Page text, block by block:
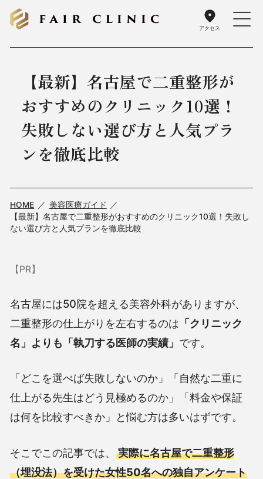
アクセス
【最新】名古屋で二重整形が
おすすめのクリニック10選！
失敗しない選び方と人気プラ
ンを徹底比較
HOME
美容医療ガイド
【最新】名古屋で二重整形がおすすめのクリニック10選！失敗し
ない選び方と人気プランを徹底比較
【PR】
名古屋には50院を超える美容外科がありますが、
二重整形の仕上がりを左右するのは 「クリニック
名」よりも「執刀する医師の実績」 です。
「どこを選べば失敗しないのか」「自然な二重に
仕上がる先生はどう見極めるのか」「料金や保証
は何を比較すべきか」と悩む方は多いはずです。
そこでこの記事では、実際に名古屋で二重整形
（埋没法）を受けた女性50名への独自アンケート